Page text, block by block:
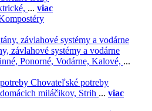
... viac
závlahové systémy a vodárne
Ponorné, Vodárne, Kalové, ...
Chovateľské potreby
miláčikov, Strih ... viac